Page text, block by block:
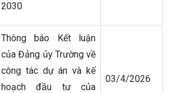
2030
Thông báo Kết luận
của Đảng ủy Trường về
công tác dự án và kế
hoạch đầu tư của
03/4/2026